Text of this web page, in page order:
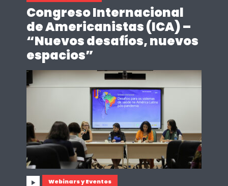
Congreso Internacional
de Americanistas (ICA) –
“Nuevos desafíos, nuevos
espacios”
Webinars y Eventos